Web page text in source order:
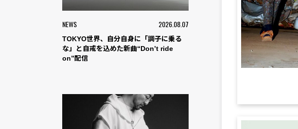
NEWS 2026.08.07
TOKYO世界、自分自身に「調子に乗る
な」と自戒を込めた新曲“Don’t ride
on”配信